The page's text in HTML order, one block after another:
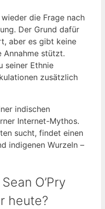
die Frage nach
Der Grund dafür
aber es gibt keine
Annahme stützt.
seiner Ethnie
zusätzlich
indischen
Internet-Mythos.
sucht, findet einen
indigenen Wurzeln –
O’Pry
heute?